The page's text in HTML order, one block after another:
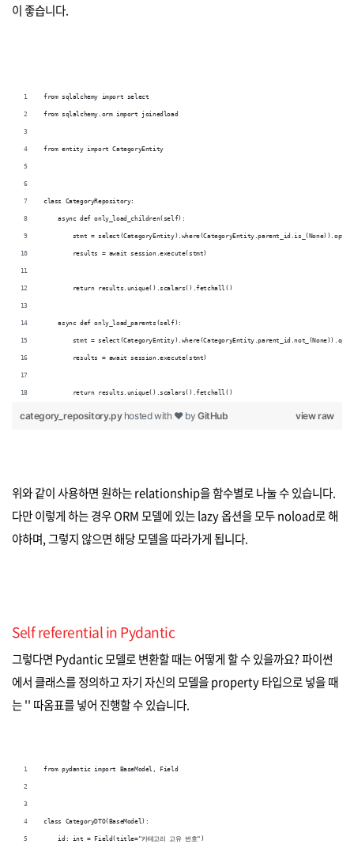
이 좋습니다.
from sqlalchemy import select
from sqlalchemy.orm import joinedload
from entity import CategoryEntity
class CategoryRepository:
    async def only_load_children(self):
stmt =
        results = await session.execute(stmt)
        return results.unique().scalars().fetchall()
    async def only_load_parents(self):
stmt =
        results = await session.execute(stmt)
        return results.unique().scalars().fetchall()
view raw
category_repository.py hosted with ❤ byGitHub
위와 같이 사용하면 원하는 relationship을 함수별로 나눌 수 있습니다.
다만 이렇게 하는 경우 ORM 모델에 있는 lazy 옵션을 모두 noload로 해
야하며, 그렇지 않으면 해당 모델을 따라가게 됩니다.
Self referential in Pydantic
그렇다면 Pydantic 모델로 변환할 때는 어떻게 할 수 있을까요? 파이썬
에서 클래스를 정의하고 자기 자신의 모델을 property 타입으로 넣을 때
는 '' 따옴표를 넣어 진행할 수 있습니다.
from pydantic import BaseModel, Field
class CategoryDTO(BaseModel):
    id: int = Field(title="카테고리 고유 번호")